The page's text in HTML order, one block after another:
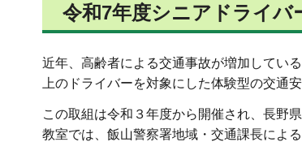
令和7年度シニアドライバ
近年、高齢者による交通事故が増加してい
上のドライバーを対象にした体験型の交通
この取組は令和３年度から開催され、長野
教室では、飯山警察署地域・交通課長によ